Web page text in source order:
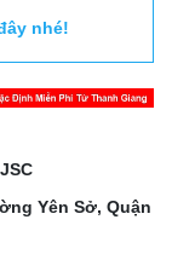
nhé!
Yên Sở, Quận